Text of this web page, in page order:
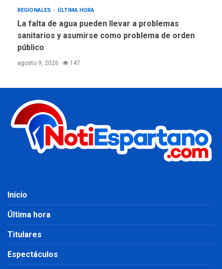
REGIONALES ÚLTIMA HORA
La falta de agua pueden llevar a problemas
sanitarios y asumirse como problema de orden
público
agosto 9, 2026 147
Inicio
Última hora
Titulares
Espectáculos